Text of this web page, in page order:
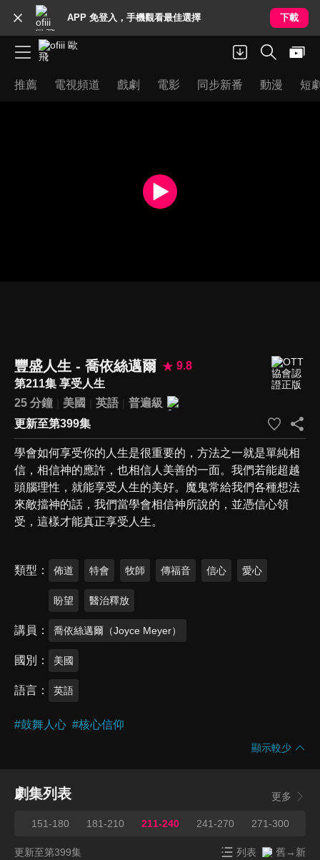
APP 免登入，手機觀看最佳選擇 下載
推薦 電視頻道 戲劇 電影 同步新番 動漫 短
豐盛人生 - 喬依絲邁爾
9.8
第211集 享受人生
25 分鐘
美國 英語
普遍級
更新至第399集
學會如何享受你的人生是很重要的，方法之一就是單純相
信，相信神的應許，也相信人美善的一面。我們若能超越
頭腦理性，就能享受人生的美好。魔鬼常給我們各種想法
來敵擋神的話，我們當學會相信神所說的，並憑信心領
受，這樣才能真正享受人生。
類型 佈道 特會 牧師 傳福音 信心 愛心
盼望 醫治釋放
講員 喬依絲邁爾（Joyce Meyer）
國別 美國
語言 英語
#鼓舞人心 #核心信仰
顯示較少
劇集列表 更多
151-180 181-210 211-240 241-270 271-300
更新至第399集 列表 舊→新